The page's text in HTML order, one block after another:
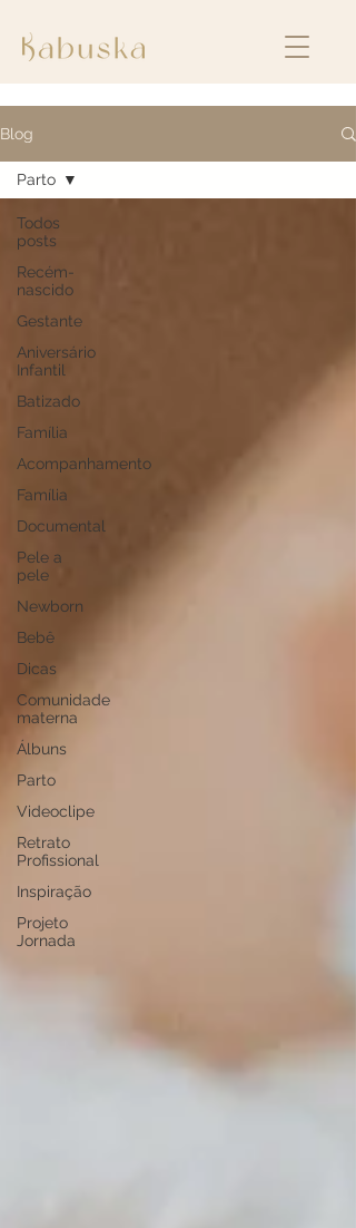
Blog
Todos
posts
Recém-
nascido
Gestante
Aniversário
Infantil
Batizado
Família
Acompanhamento
Família
Documental
Pele a
pele
Newborn
Bebê
Dicas
Comunidade
materna
Álbuns
Parto
Videoclipe
Retrato
Profissional
Inspiração
Projeto
Jornada
Parto